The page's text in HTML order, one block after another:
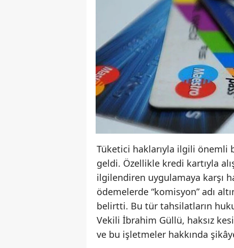
Tüketici haklarıyla ilgili önemli
geldi. Özellikle kredi kartıyla
ilgilendiren uygulamaya karşı
ödemelerde “komisyon” adı
belirtti. Bu tür tahsilatların
Vekili İbrahim Güllü, haksız
ve bu işletmeler hakkında